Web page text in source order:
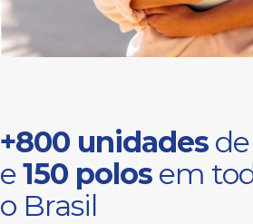
+800 unidades
e150 polos em
o Brasil